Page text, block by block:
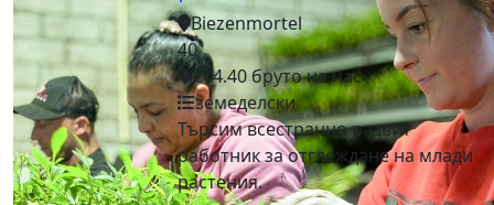
Biezenmortel
40
€14.40 бруто на час
земеделски
Търсим всестранно развит
работник за отглеждане на млади
растения.